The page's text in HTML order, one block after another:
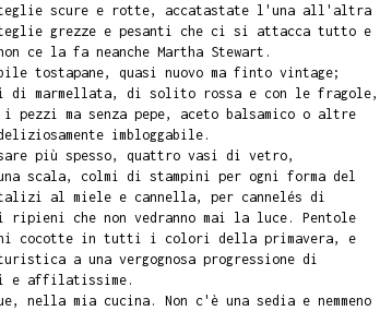
scure e rotte, accatastate l'una all'altra
grezze e pesanti che ci si attacca tutto e
ce la fa neanche Martha Stewart.
tostapane, quasi nuovo ma finto vintage;
marmellata, di solito rossa e con le fragole,
pezzi ma senza pepe, aceto balsamico o altre
imbloggabile.
più spesso, quattro vasi di vetro,
scala, colmi di stampini per ogni forma del
al miele e cannella, per cannelés di
ripieni che non vedranno mai la luce. Pentole
cocotte in tutti i colori della primavera, e
a una vergognosa progressione di
e affilatissime.
nella mia cucina. Non c'è una sedia e nemmeno